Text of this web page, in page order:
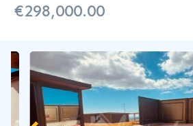
€298,000.00